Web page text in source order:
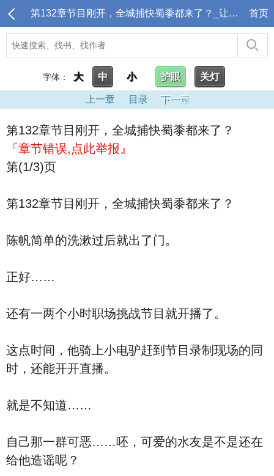
第132章节目刚开，全城捕快蜀黍都来了？_让你直播摆烂,结果天天警局备案？ 首页
字体： 大 中 小 护眼 关灯
上一章 目录 下一章
第132章节目刚开，全城捕快蜀黍都来了？
『章节错误,点此举报』
第(1/3)页
第132章节目刚开，全城捕快蜀黍都来了？
陈帆简单的洗漱过后就出了门。
正好……
还有一两个小时职场挑战节目就开播了。
这点时间，他骑上小电驴赶到节目录制现场的同
时，还能开开直播。
就是不知道……
自己那一群可恶……呸，可爱的水友是不是还在
给他造谣呢？